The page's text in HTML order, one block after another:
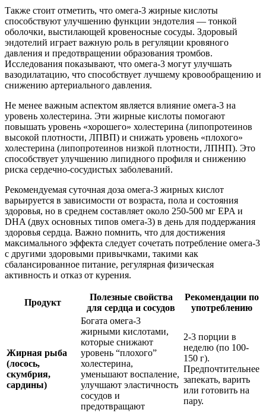
Также стоит отметить, что омега-3 жирные кислоты
способствуют улучшению функции эндотелия — тонкой
оболочки, выстилающей кровеносные сосуды. Здоровый
эндотелий играет важную роль в регуляции кровяного
давления и предотвращении образования тромбов.
Исследования показывают, что омега-3 могут улучшать
вазодилатацию, что способствует лучшему кровообращению и
снижению артериального давления.
Не менее важным аспектом является влияние омега-3 на
уровень холестерина. Эти жирные кислоты помогают
повышать уровень «хорошего» холестерина (липопротеинов
высокой плотности, ЛПВП) и снижать уровень «плохого»
холестерина (липопротеинов низкой плотности, ЛПНП). Это
способствует улучшению липидного профиля и снижению
риска сердечно-сосудистых заболеваний.
Рекомендуемая суточная доза омега-3 жирных кислот
варьируется в зависимости от возраста, пола и состояния
здоровья, но в среднем составляет около 250-500 мг EPA и
DHA (двух основных типов омега-3) в день для поддержания
здоровья сердца. Важно помнить, что для достижения
максимального эффекта следует сочетать потребление омега-3
с другими здоровыми привычками, такими как
сбалансированное питание, регулярная физическая
активность и отказ от курения.
Продукт
Полезные свойства
для сердца и сосудов
Рекомендации по
употреблению
Жирная рыба
(лосось,
скумбрия,
сардины)
Богата омега-3
жирными кислотами,
которые снижают
уровень “плохого”
холестерина,
уменьшают воспаление,
улучшают эластичность
сосудов и
предотвращают
2-3 порции в
неделю (по 100-
150 г).
Предпочтительнее
запекать, варить
или готовить на
пару.